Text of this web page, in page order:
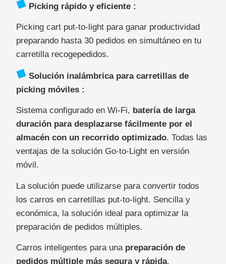
Picking rápido y eficiente :
Picking cart put-to-light para ganar productividad
preparando hasta 30 pedidos en simultáneo en tu
carretilla recogepedidos.
Solución inalámbrica para carretillas de
picking móviles :
Sistema configurado en Wi-Fi, batería de larga
duración para desplazarse fácilmente por el
almacén con un recorrido optimizado. Todas las
ventajas de la solución Go-to-Light en versión
móvil.
La solución puede utilizarse para convertir todos
los carros en carretillas put-to-light. Sencilla y
económica, la solución ideal para optimizar la
preparación de pedidos múltiples.
Carros inteligentes para una preparación de
pedidos múltiple más segura y rápida.